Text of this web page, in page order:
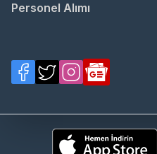
Personel Alımı